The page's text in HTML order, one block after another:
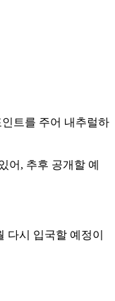
트를 주어 내추럴하
어, 추후 공개할 예
다시 입국할 예정이